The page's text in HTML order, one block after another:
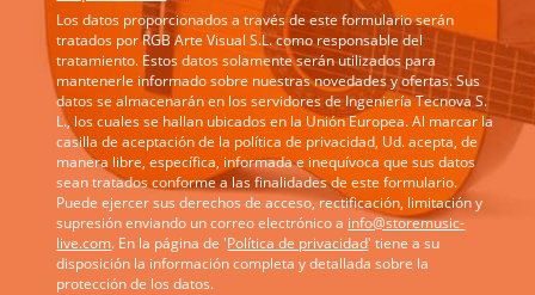
Los datos proporcionados a través de este formulario serán
tratados por RGB Arte Visual S.L. como responsable del
tratamiento. Estos datos solamente serán utilizados para
mantenerle informado sobre nuestras novedades y ofertas. Sus
datos se almacenarán en los servidores de Ingeniería Tecnova S.
L., los cuales se hallan ubicados en la Unión Europea. Al marcar la
casilla de aceptación de la política de privacidad, Ud. acepta, de
manera libre, específica, informada e inequívoca que sus datos
sean tratados conforme a las finalidades de este formulario.
Puede ejercer sus derechos de acceso, rectificación, limitación y
supresión enviando un correo electrónico a info@storemusic-
live.com. En la página de 'Política de privacidad' tiene a su
disposición la información completa y detallada sobre la
protección de los datos.